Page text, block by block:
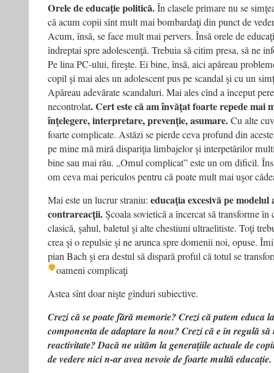
Orele de educaţie politică.În clasele primare nu se
că acum copii sînt mult mai bombardaţi din punct de
Acum, însă, se face mult mai pervers. Însă orele de
îndreptai spre adolescenţă. Trebuia să citim presa, să ne
Pe lina PC-ului, fireşte. Ei bine, însă, aici apăreau
copil şi mai ales un adolescent pus pe scandal şi cu un
Apăreau adevărate scandaluri. Mai ales cînd a început
necontrolat. Cert este că am învăţat foarte repede mai
înţelegere, interpretare, prevenţie, asumare.Cu alte
foarte complicate. Astăzi se pierde ceva profund din
pe mine mă miră dispariţia limbajelor şi interpetărilor
bine sau mai rău. „Omul complicat” este un om dificil.
om ceva mai periculos pentru că poate mult mai uşor
Mai este un lucrur straniu: educaţia excesivă pe modelul
contrareacții.Şcoala sovietică a încercat să transforme
clasică, şahul, baletul şi alte chestiuni ultraelitiste. Toţi
crea şi o repulsie şi ne arunca spre domenii noi, opuse.
pian Bach şi era destul să dispară proful că totul se
oameni complicaţi
Astea sînt doar nişte gînduri subiective.
Crezi că se poate fără memorie? Crezi că putem educa
componenta de adaptare la nou? Crezi că e în regulă
reactivitate? Dacă ne uităm la generațiile actuale de
de vedere nici n-ar avea nevoie de foarte multă educație.